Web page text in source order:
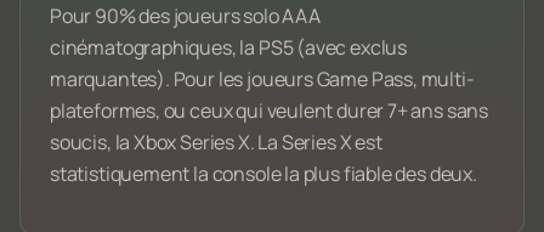
Pour 90% des joueurs solo AAA
cinématographiques, la PS5 (avec exclus
marquantes). Pour les joueurs Game Pass, multi-
plateformes, ou ceux qui veulent durer 7+ ans sans
soucis, la Xbox Series X. La Series X est
statistiquement la console la plus fiable des deux.